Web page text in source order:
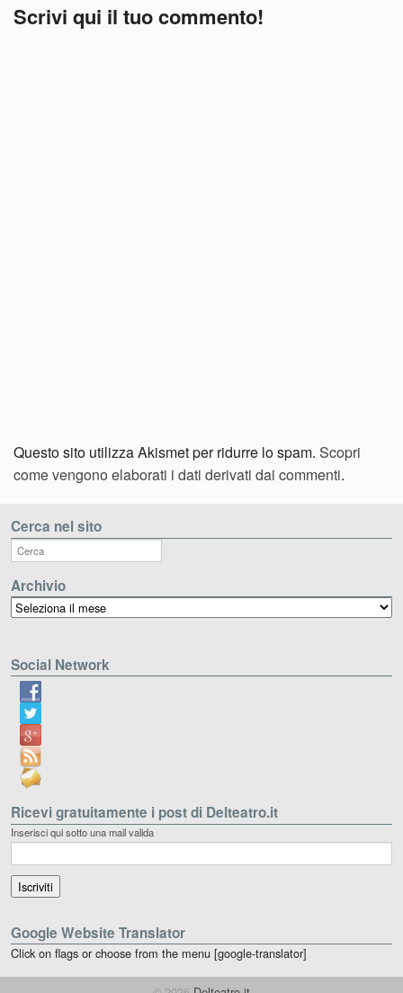
Scrivi qui il tuo commento!
Questo sito utilizza Akismet per ridurre lo spam. Scopri
come vengono elaborati i dati derivati dai commenti.
Cerca nel sito
Archivio
Archivio
Social Network
Ricevi gratuitamente i post di Delteatro.it
Inserisci qui sotto una mail valida
Google Website Translator
Click on flags or choose from the menu [google-translator]